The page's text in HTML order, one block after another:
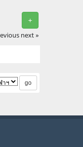
+
next »